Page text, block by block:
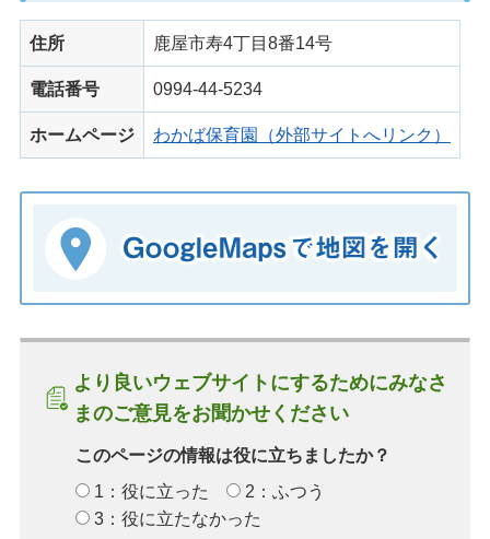
住所 鹿屋市寿4丁目8番14号
電話番号 0994-44-5234
ホームページ わかば保育園（外部サイトへリンク）
より良いウェブサイトにするためにみなさ
まのご意見をお聞かせください
このページの情報は役に立ちましたか？
1：役に立った
2：ふつう
3：役に立たなかった